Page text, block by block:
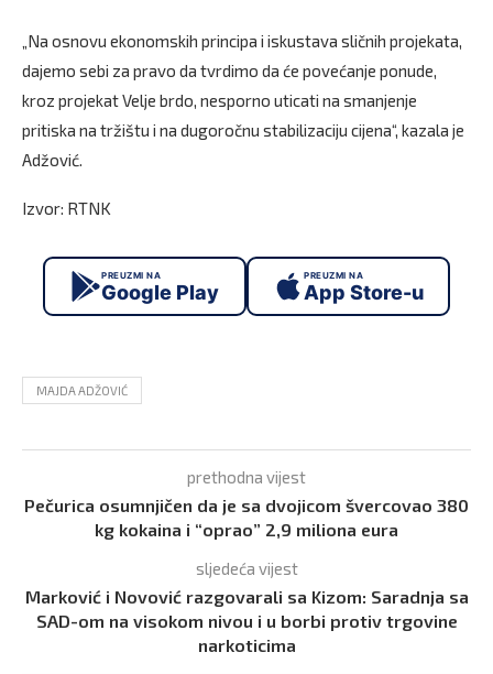
„Na osnovu ekonomskih principa i iskustava sličnih projekata,
dajemo sebi za pravo da tvrdimo da će povećanje ponude,
kroz projekat Velje brdo, nesporno uticati na smanjenje
pritiska na tržištu i na dugoročnu stabilizaciju cijena“, kazala je
Adžović.
Izvor: RTNK
PREUZMI NA
Google Play
PREUZMI NA
App Store-u
MAJDA ADŽOVIĆ
prethodna vijest
Pečurica osumnjičen da je sa dvojicom švercovao 380
kg kokaina i “oprao” 2,9 miliona eura
sljedeća vijest
Marković i Novović razgovarali sa Kizom: Saradnja sa
SAD-om na visokom nivou i u borbi protiv trgovine
narkoticima